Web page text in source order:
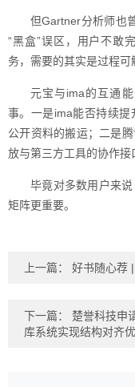
但Gartner分析师也
“黑盒”误区，用户不敢
务，需要的其实是过程可
元宝与ima的互通
事。一是ima能否持续
公开资料的搬运；二是
放与第三方工具的协作接
毕竟对多数用户来
矩阵更重要。
上一篇： 好书随心荐
下一篇： 楚誉科技申
库系统实现结构对齐